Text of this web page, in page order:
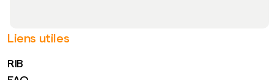
Liens utiles
RIB